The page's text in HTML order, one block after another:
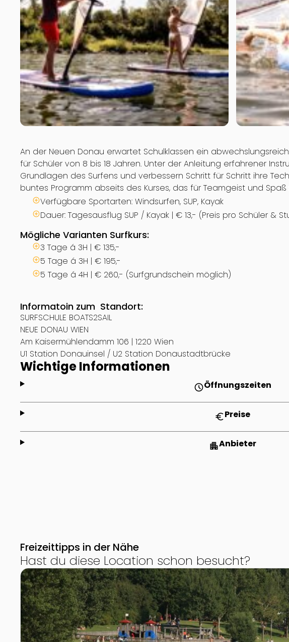
An der Neuen Donau erwartet Schulklassen ein
für Schüler von 8 bis 18 Jahren. Unter der Anleitung erfahrener
Grundlagen des Surfens und verbessern Schritt für Schritt ihre
buntes Programm abseits des Kurses, das für Teamgeist und Spaß
Verfügbare Sportarten: Windsurfen, SUP, Kayak
Dauer: Tagesausflug SUP / Kayak | € 13,- (Preis pro Schüler &
Mögliche Varianten Surfkurs:
3 Tage á 3H | € 135,-
5 Tage á 3H | € 195,-
5 Tage á 4H | € 260,- (Surfgrundschein möglich)
Informatoin zum Standort:
SURFSCHULE BOATS2SAIL
NEUE DONAU WIEN
Am Kaisermühlendamm 106 | 1220 Wien
U1 Station Donauinsel / U2 Station Donaustadtbrücke
Wichtige Informationen
scheduleÖffnungszeiten
euroPreise
apartmentAnbieter
Freizeittipps in der Nähe
Hast du diese Location schon besucht?
Zur Detailseite von Donauinsel